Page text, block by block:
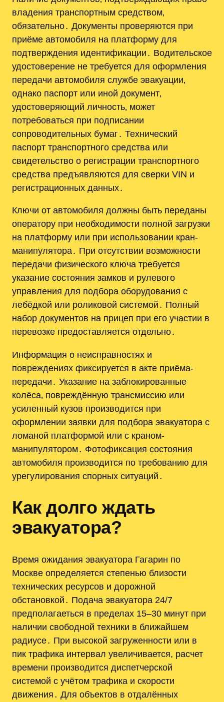
владения транспортным средством‚
обязательно․ Документы проверяются при
приёме автомобиля на платформу для
подтверждения идентификации․ Водительское
удостоверение не требуется для оформления
передачи автомобиля службе эвакуации‚
однако паспорт или иной документ‚
удостоверяющий личность‚ может
потребоваться при подписании
сопроводительных бумаг․ Технический
паспорт транспортного средства или
свидетельство о регистрации транспортного
средства предъявляются для сверки VIN и
регистрационных данных․
Ключи от автомобиля должны быть переданы
оператору при необходимости полной загрузки
на платформу или при использовании кран-
манипулятора․ При отсутствии возможности
передачи физического ключа требуется
указание состояния замков и рулевого
управления для подбора оборудования с
лебёдкой или роликовой системой․ Полный
набор документов на прицеп при его участии в
перевозке предоставляется отдельно․
Информация о неисправностях и
повреждениях фиксируется в акте приёма-
передачи․ Указание на заблокированные
колёса‚ повреждённую трансмиссию или
усиленный кузов производится при
оформлении заявки для подбора эвакуатора с
ломаной платформой или с краном-
манипулятором․ Фотофиксация состояния
автомобиля производится по требованию для
урегулирования спорных ситуаций․
Как долго ждать
эвакуатора?
Время ожидания эвакуатора Гагарин по
Москве определяется степенью близости
технических ресурсов и дорожной
обстановкой․ Подача эвакуатора 24/7
предполагаеться в пределах 15–30 минут при
наличии свободной техники в ближайшем
радиусе․ При высокой загруженности или в
пик трафика интервал увеличивается, расчет
времени производится диспетчерской
системой с учётом трафика и скорости
движения․ Для объектов в отдалённых